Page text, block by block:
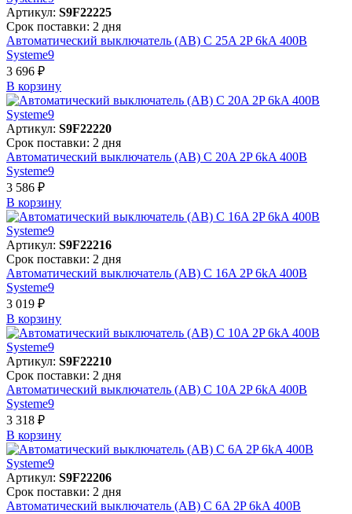
Артикул: S9F22225
Срок поставки: 2 дня
Автоматический выключатель (АВ) C 25A 2P 6kA 400В
Systeme9
3 696 ₽
В корзинy
Артикул: S9F22220
Срок поставки: 2 дня
Автоматический выключатель (АВ) C 20A 2P 6kA 400В
Systeme9
3 586 ₽
В корзинy
Артикул: S9F22216
Срок поставки: 2 дня
Автоматический выключатель (АВ) C 16A 2P 6kA 400В
Systeme9
3 019 ₽
В корзинy
Артикул: S9F22210
Срок поставки: 2 дня
Автоматический выключатель (АВ) C 10A 2P 6kA 400В
Systeme9
3 318 ₽
В корзинy
Артикул: S9F22206
Срок поставки: 2 дня
Автоматический выключатель (АВ) C 6A 2P 6kA 400В